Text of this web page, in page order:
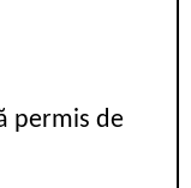
permis de